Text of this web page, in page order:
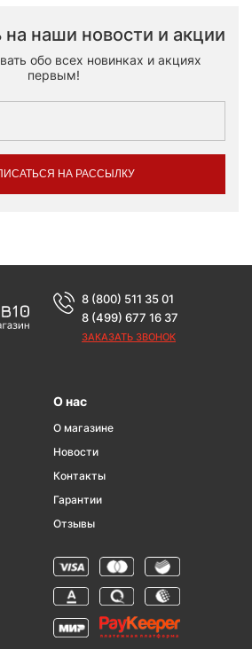
наши новости и акции
обо всех новинках и акциях
первым!
НА РАССЫЛКУ
8 (800) 511 35 01
8 (499) 677 16 37
ЗАКАЗАТЬ ЗВОНОК
О нас
О магазине
Новости
Контакты
Гарантии
Отзывы